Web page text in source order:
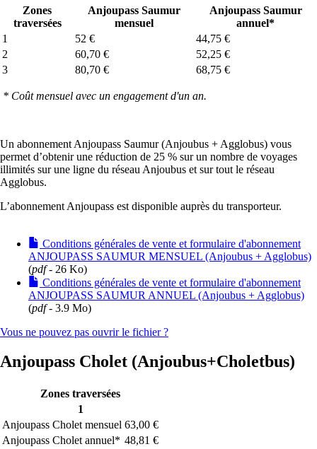
Zones
traversées
Anjoupass Saumur
mensuel
Anjoupass Saumur
annuel*
1
52 €
44,75 €
2
60,70 €
52,25 €
3
80,70 € 68,75 €
* Coût mensuel avec un engagement d'un an.
Un abonnement Anjoupass Saumur (Anjoubus + Agglobus) vous
permet d’obtenir une réduction de 25 % sur un nombre de voyages
illimités sur une ligne du réseau Anjoubus et sur tout le réseau
Agglobus.
L’abonnement Anjoupass est disponible auprès du transporteur.
Conditions générales de vente et formulaire d'abonnement
ANJOUPASS SAUMUR MENSUEL (Anjoubus + Agglobus)
(pdf- 26 Ko)
Conditions générales de vente et formulaire d'abonnement
ANJOUPASS SAUMUR ANNUEL (Anjoubus + Agglobus)
(pdf- 3.9 Mo)
Vous ne pouvez pas ouvrir le fichier ?
Anjoupass Cholet (Anjoubus+Choletbus)
Zones traversées
1
Anjoupass Cholet mensuel 63,00 €
Anjoupass Cholet annuel* 48,81 €